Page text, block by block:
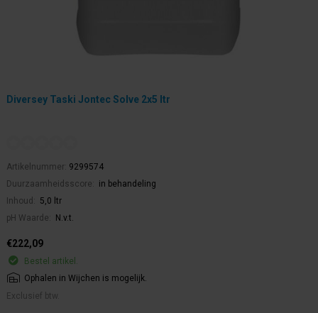
Diversey Taski Jontec Solve 2x5 ltr
Artikelnummer: 9299574
Duurzaamheidsscore:
in behandeling
Inhoud:
5,0 ltr
pH Waarde:
N.v.t.
€222,09
Bestel artikel.
Ophalen in Wijchen is mogelijk.
Exclusief btw.